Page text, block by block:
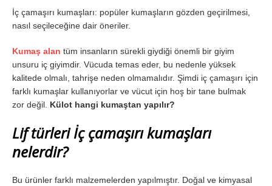
İç çamaşırı kumaşları: popüler kumaşların gözden geçirilmesi,
nasıl seçileceğine dair öneriler.
Kumaş alan tüm insanların sürekli giydiği önemli bir giyim
unsuru iç giyimdir. Vücuda temas eder, bu nedenle yüksek
kalitede olmalı, tahrişe neden olmamalıdır. Şimdi iç çamaşırı için
farklı kumaşlar kullanıyorlar ve vücut için hoş bir tane bulmak
zor değil. Külot hangi kumaştan yapılır?
Lif türleri İç çamaşırı kumaşları
nelerdir?
Bu ürünler farklı malzemelerden yapılmıştır. Doğal ve kimyasal